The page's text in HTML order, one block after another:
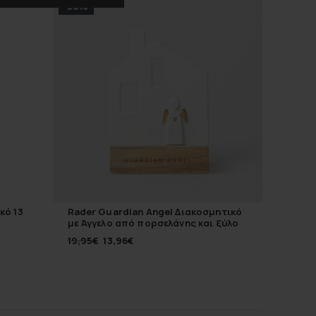
13
-30%
Rader Guardian Angel Διακοσμητικό
με Άγγελο από πορσελάνης και ξύλο
19,95€ 13,96€